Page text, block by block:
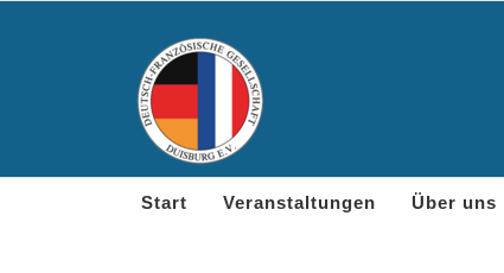
Start Veranstaltungen Über uns